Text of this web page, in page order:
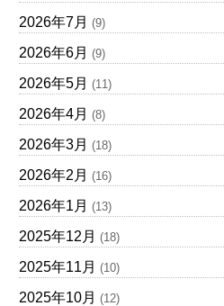
2026年7月 (9)
2026年6月 (9)
2026年5月 (11)
2026年4月 (8)
2026年3月 (18)
2026年2月 (16)
2026年1月 (13)
2025年12月 (18)
2025年11月 (10)
2025年10月 (12)